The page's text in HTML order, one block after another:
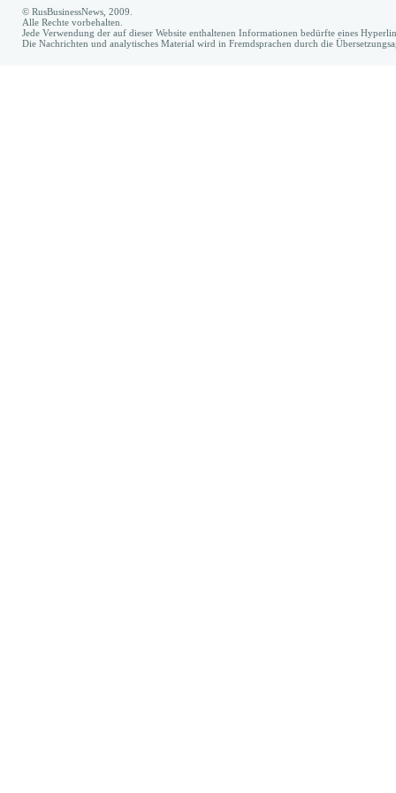
© RusBusinessNews, 2009.
Alle Rechte vorbehalten.
Jede Verwendung der auf dieser Website enthaltenen Informationen bedürfte eines
Die Nachrichten und analytisches Material wird in Fremdsprachen durch die